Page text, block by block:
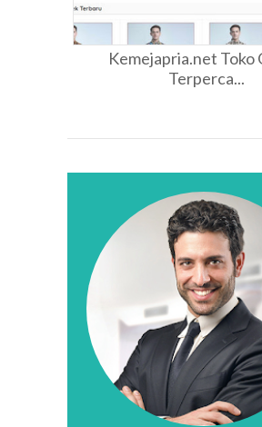
Kemejapria.net Toko
Terperca...